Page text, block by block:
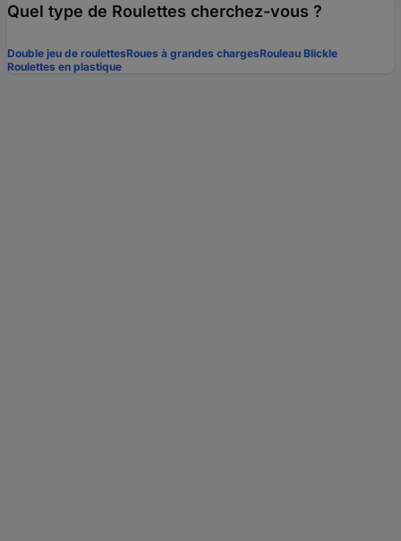
Quel type de Roulettes cherchez-vous ?
Double jeu de roulettesRoues à grandes chargesRouleau Blickle
Roulettes en plastique